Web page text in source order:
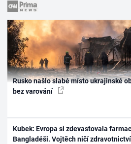
Rusko našlo slabé místo ukrajinské
bez varování
Kubek: Evropa si zdevastovala
Bangladéši. Vojtěch ničí zdravotnictví